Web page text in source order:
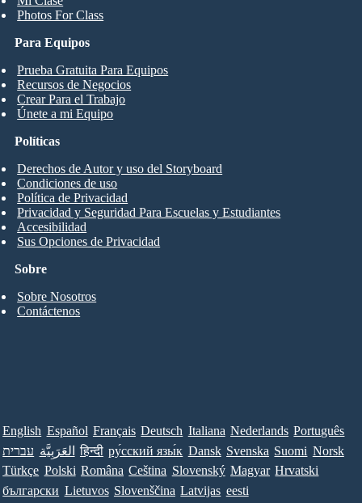
Photos For Class
Para Equipos
Prueba Gratuita Para Equipos
Recursos de Negocios
Crear Para el Trabajo
Únete a mi Equipo
Sobre
Sobre Nosotros
Contáctenos
Políticas
Derechos de Autor y uso del Storyboard
Condiciones de uso
Política de Privacidad
Privacidad y Seguridad Para Escuelas y Estudiantes
Accesibilidad
Sus Opciones de Privacidad
English Español Français Deutsch Italiana Nederlands Português
עברית العَرَبِيَّة हिन्दी ру́сский язы́к Dansk Svenska Suomi Norsk
Türkçe Polski Româna Ceština Slovenský Magyar Hrvatski
български Lietuvos Slovenščina Latvijas eesti